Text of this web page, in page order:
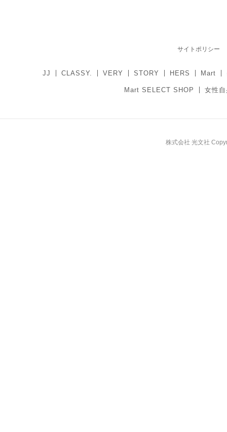
サイトポリシー
JJ CLASSY. VERY STORY HERS Mart
Mart SELECT SHOP 女性
株式会社 光文社